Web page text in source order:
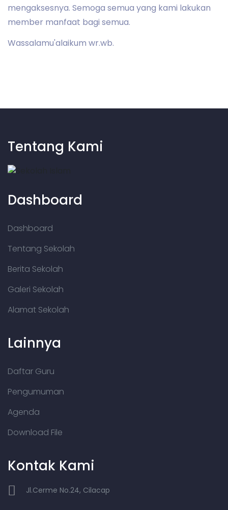
mengaksesnya. Semoga semua yang kami lakukan
member manfaat bagi semua.
Wassalamu'alaikum wr.wb.
Tentang Kami
Dashboard
Dashboard
Tentang Sekolah
Berita Sekolah
Galeri Sekolah
Alamat Sekolah
Lainnya
Daftar Guru
Pengumuman
Agenda
Download File
Kontak Kami
Jl.Cerme No.24, Cilacap